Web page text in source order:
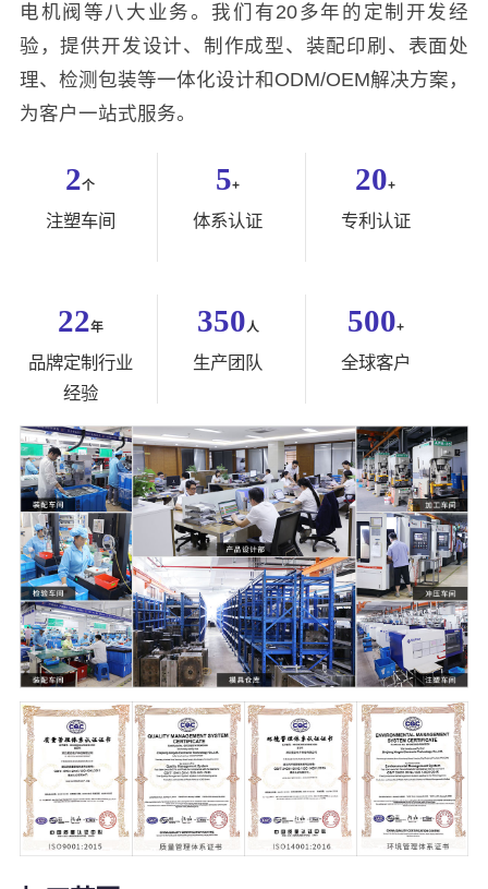
电机阀等八大业务。我们有20多年的定制开发经
验，提供开发设计、制作成型、装配印刷、表面处
理、检测包装等一体化设计和ODM/OEM解决方案，
为客户一站式服务。
2个
注塑车间
5+
体系认证
20+
专利认证
22年
品牌定制行业
经验
350 人
生产团队
500+
全球客户
5000+
塑料模具
21000㎡
温州2家+杭州1
家生产工厂